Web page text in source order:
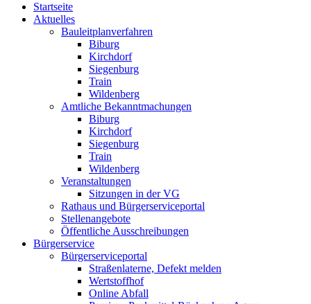
Startseite
Aktuelles
Bauleitplanverfahren
Biburg
Kirchdorf
Siegenburg
Train
Wildenberg
Amtliche Bekanntmachungen
Biburg
Kirchdorf
Siegenburg
Train
Wildenberg
Veranstaltungen
Sitzungen in der VG
Rathaus und Bürgerserviceportal
Stellenangebote
Öffentliche Ausschreibungen
Bürgerservice
Bürgerserviceportal
Straßenlaterne, Defekt melden
Wertstoffhof
Online Abfall